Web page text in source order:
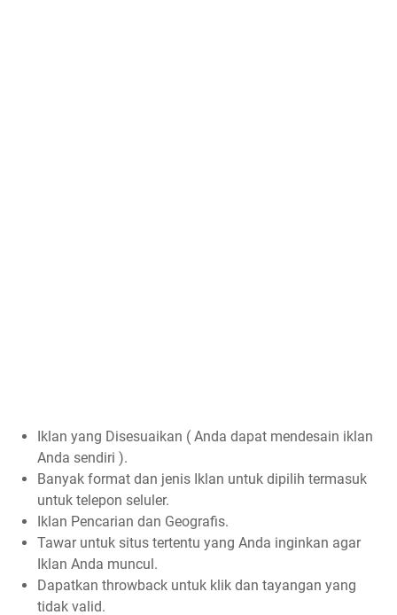
Iklan yang Disesuaikan ( Anda dapat mendesain iklan
Anda sendiri ).
Banyak format dan jenis Iklan untuk dipilih termasuk
untuk telepon seluler.
Iklan Pencarian dan Geografis.
Tawar untuk situs tertentu yang Anda inginkan agar
Iklan Anda muncul.
Dapatkan throwback untuk klik dan tayangan yang
tidak valid.